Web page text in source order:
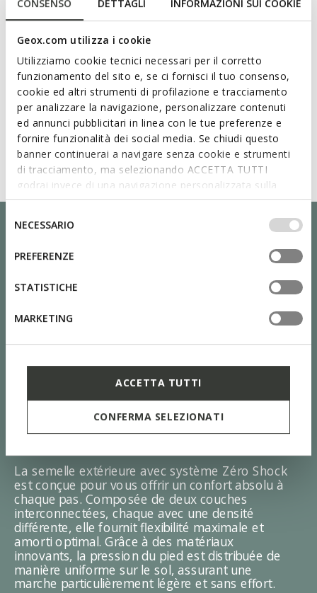
CONSENSO DETTAGLI INFORMAZIONI SUI COOKIE
Geox.com utilizza i cookie
Utilizziamo cookie tecnici necessari per il corretto
funzionamento del sito e, se ci fornisci il tuo consenso,
cookie ed altri strumenti di profilazione e tracciamento
per analizzare la navigazione, personalizzare contenuti
ed annunci pubblicitari in linea con le tue preferenze e
fornire funzionalità dei social media. Se chiudi questo
banner continuerai a navigare senza cookie e strumenti
di tracciamento, ma selezionando ACCETTA TUTTI
godrai invece di una navigazione personalizzata sulla
base dei tuoi gusti ed interessi. Selezionando
IMPOSTAZIONI potrai anche scegliere quali cookies ed
altri strumenti di tracciamento autorizzare. Per maggiori
informazioni o per modificare in qualsiasi momento le
tue impostazioni, visita la nostra
del
consenso
NECESSARIO
PREFERENZE
STATISTICHE
MARKETING
ACCETTA TUTTI
CONFERMA SELEZIONATI
SYSTÈME ZÉRO SHOCK
La semelle extérieure avec système Zéro Shock
est conçue pour vous offrir un confort absolu à
chaque pas. Composée de deux couches
interconnectées, chaque avec une densité
différente, elle fournit flexibilité maximale et
amorti optimal. Grâce à des matériaux
innovants, la pression du pied est distribuée de
manière uniforme sur le sol, assurant une
marche particulièrement légère et sans effort.